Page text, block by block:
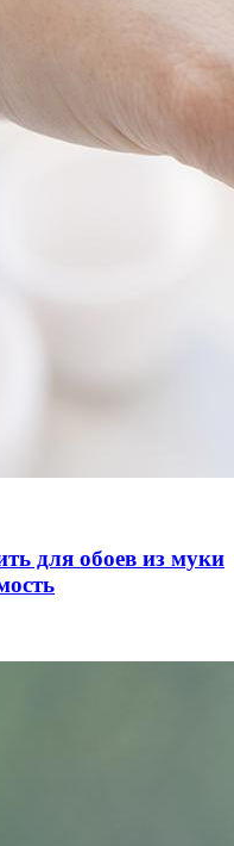
для обоев из муки